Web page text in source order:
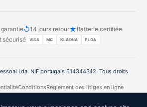
↺14 jours retour★ Batterie certifiée
sécurisé VISA MC KLARNA FLOA
Lda. NIF portugais 514344342. Tous droits
ConditionsRèglement des litiges en ligne